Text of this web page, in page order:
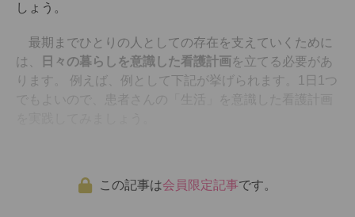
しょう。
最期までひとりの人としての存在を支えていくために
は、
日々の暮らしを意識した看護計画を立てる必要があ
ります。 例えば、例として下記が挙げられます。1日1つ
でもよいので、患者さんの「生活」を意識した看護計画
この記事は会員限定記事です。